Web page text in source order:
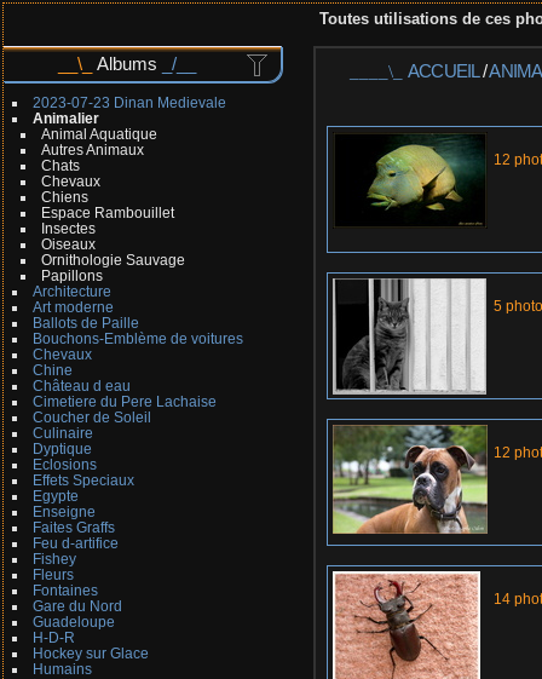
Toutes utilisations de ces
Albums
2023-07-23 Dinan Medievale
Animalier
Animal Aquatique
Autres Animaux
Chats
Chevaux
Chiens
Espace Rambouillet
Insectes
Oiseaux
Ornithologie Sauvage
Papillons
Architecture
Art moderne
Ballots de Paille
Bouchons-Emblème de voitures
Chevaux
Chine
Château d eau
Cimetiere du Pere Lachaise
Coucher de Soleil
Culinaire
Dyptique
Eclosions
Effets Speciaux
Egypte
Enseigne
Faites Graffs
Feu d-artifice
Fishey
Fleurs
Fontaines
Gare du Nord
Guadeloupe
H-D-R
Hockey sur Glace
Humains
ACCUEIL/
12
5
12
14